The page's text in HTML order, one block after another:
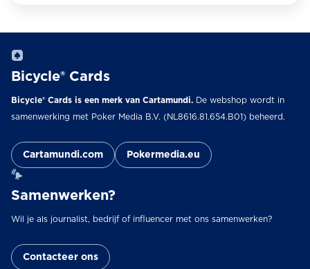
Bicycle® Cards
Bicycle® Cards is een merk van Cartamundi. De webshop wordt in
samenwerking met Poker Media B.V. (NL8616.81.654.B01) beheerd.
Cartamundi.com Pokermedia.eu
Samenwerken?
Wil je als journalist, bedrijf of influencer met ons samenwerken?
Contacteer ons